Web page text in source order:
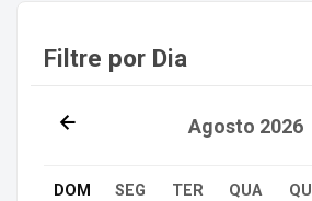
Filtre por Dia
Agosto 2026
DOM SEG TER QUA QUI